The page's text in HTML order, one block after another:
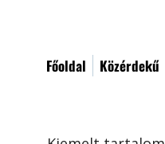
Főoldal Közérdekű